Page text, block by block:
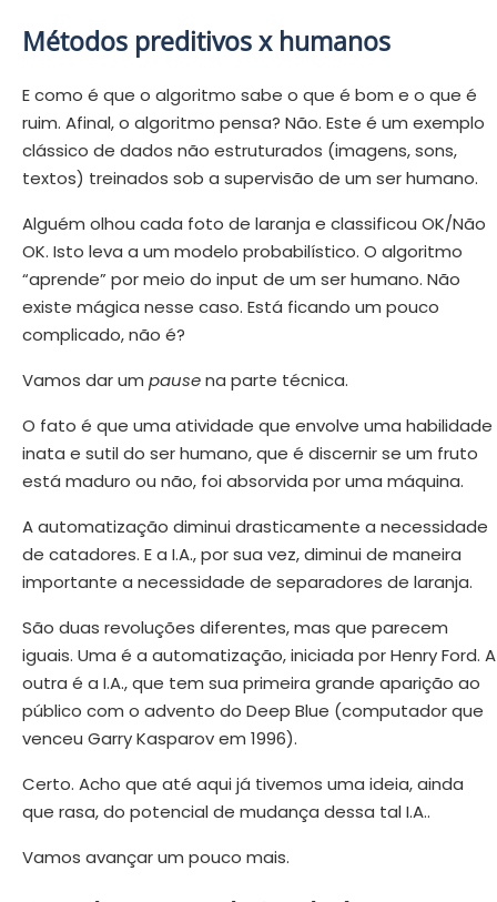
Métodos preditivos x humanos
E como é que o algoritmo sabe o que é bom e o que é
ruim. Afinal, o algoritmo pensa? Não. Este é um exemplo
clássico de dados não estruturados (imagens, sons,
textos) treinados sob a supervisão de um ser humano.
Alguém olhou cada foto de laranja e classificou OK/Não
OK. Isto leva a um modelo probabilístico. O algoritmo
“aprende” por meio do input de um ser humano. Não
existe mágica nesse caso. Está ficando um pouco
complicado, não é?
Vamos dar um pausena parte técnica.
O fato é que uma atividade que envolve uma habilidade
inata e sutil do ser humano, que é discernir se um fruto
está maduro ou não, foi absorvida por uma máquina.
A automatização diminui drasticamente a necessidade
de catadores. E a I.A., por sua vez, diminui de maneira
importante a necessidade de separadores de laranja.
São duas revoluções diferentes, mas que parecem
iguais. Uma é a automatização, iniciada por Henry Ford. A
outra é a I.A., que tem sua primeira grande aparição ao
público com o advento do Deep Blue (computador que
venceu Garry Kasparov em 1996).
Certo. Acho que até aqui já tivemos uma ideia, ainda
que rasa, do potencial de mudança dessa tal I.A..
Vamos avançar um pouco mais.